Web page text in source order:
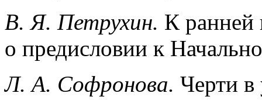
B. Я. Петрухин. К ранней
о предисловии к
Л. А. Софронова. Черти в